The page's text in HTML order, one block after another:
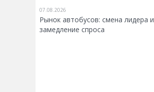
07.08.2026
Рынок автобусов: смена лидера и
замедление спроса